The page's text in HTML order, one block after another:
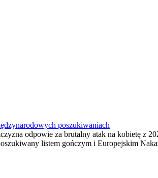
poszukiwaniach
odpowie za brutalny atak na kobietę z
listem gończym i Europejskim